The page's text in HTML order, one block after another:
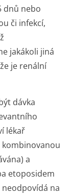
dnů nebo
či infekcí,
jakákoli jiná
je renální
dávka
lékař
a
etoposidem
na